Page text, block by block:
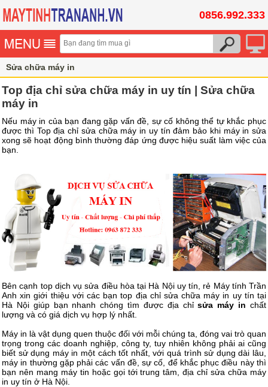
0856.992.333
Sửa chữa máy in
Top địa chỉ sửa chữa máy in uy tín | Sửa chữa
máy in
Nếu máy in của bạn đang gặp vấn đề, sự cố không thể tự khắc phục
được thì Top địa chỉ sửa chữa máy in uy tín đảm bảo khi máy in sửa
xong sẽ hoạt động bình thường đáp ứng được hiệu suất làm việc của
bạn.
Bên cạnh top dịch vụ sửa điều hòa tại Hà Nội uy tín, rẻ Máy tính Trần
Anh xin giới thiệu với các bạn top địa chỉ sửa chữa máy in uy tín tại
Hà Nội giúp bạn nhanh chóng tìm được địa chỉsửa máy in chất
lượng và có giá dịch vụ hợp lý nhất.
Máy in là vật dụng quen thuộc đối với mỗi chúng ta, đóng vai trò quan
trọng trong các doanh nghiệp, công ty, tuy nhiên không phải ai cũng
biết sử dụng máy in một cách tốt nhất, với quá trình sử dụng dài lâu,
máy in thường gặp phải các vấn đề, sự cố, để khắc phục điều này thì
bạn nên mang máy tin hoặc gọi tới trung tâm, địa chỉ sửa chữa máy
in uy tín ở Hà Nội.